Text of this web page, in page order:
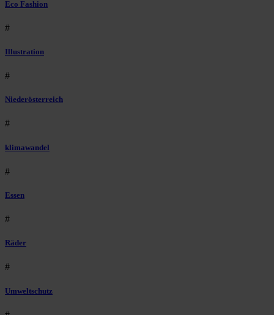
Eco Fashion
#
Illustration
#
Niederösterreich
#
klimawandel
#
Essen
#
Räder
#
Umweltschutz